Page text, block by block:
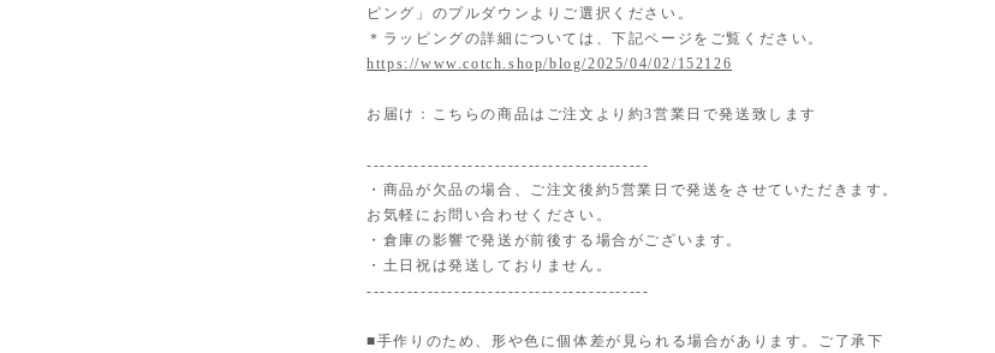
ピング」のプルダウンよりご選択ください。
＊ラッピングの詳細については、下記ページをご覧ください。
https://www.cotch.shop/blog/2025/04/02/152126
お届け：こちらの商品はご注文より約3営業日で発送致します
------------------------------------------
・商品が欠品の場合、ご注文後約5営業日で発送をさせていただきます。
お気軽にお問い合わせください。
・倉庫の影響で発送が前後する場合がございます。
・土日祝は発送しておりません。
------------------------------------------
■手作りのため、形や色に個体差が見られる場合があります。ご了承下